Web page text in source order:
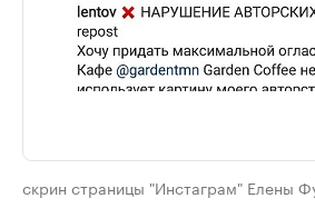
скрин страницы "Инстаграм" Елены